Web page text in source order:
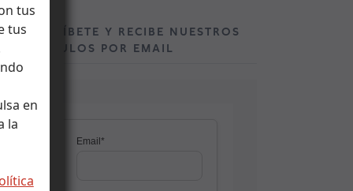
tus
tus
en
la
SUSCRÍBETE Y RECIBE NUESTROS
ARTÍCULOS POR EMAIL